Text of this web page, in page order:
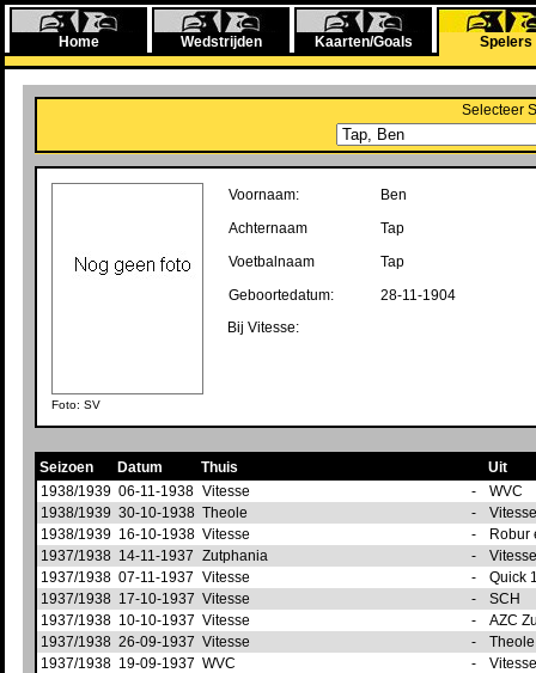
Home Wedstrijden Kaarten/Goals Spelers
Selecteer
Foto: SV
Voornaam:
Ben
Achternaam
Tap
Voetbalnaam
Tap
Geboortedatum:
28-11-1904
Bij Vitesse:
Seizoen Datum Thuis
Uit
1938/1939 06-11-1938 Vitesse -
WVC
1938/1939 30-10-1938 Theole -
1938/1939 16-10-1938 Vitesse -
Robur
1937/1938 14-11-1937 Zutphania -
1937/1938 07-11-1937 Vitesse -
Quick
1937/1938 17-10-1937 Vitesse -
SCH
1937/1938 10-10-1937 Vitesse -
AZC
1937/1938 26-09-1937 Vitesse -
1937/1938 19-09-1937 WVC -